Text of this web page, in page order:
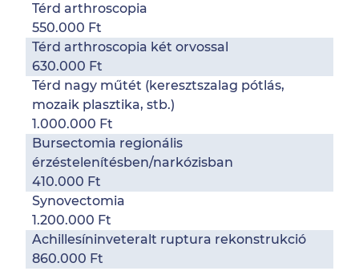
Térd arthroscopia
550.000 Ft
Térd arthroscopia két orvossal
630.000 Ft
Térd nagy műtét (keresztszalag pótlás,
mozaik plasztika, stb.)
1.000.000 Ft
Bursectomia regionális
érzéstelenítésben/narkózisban
410.000 Ft
Synovectomia
1.200.000 Ft
Achillesíninveteralt ruptura rekonstrukció
860.000 Ft